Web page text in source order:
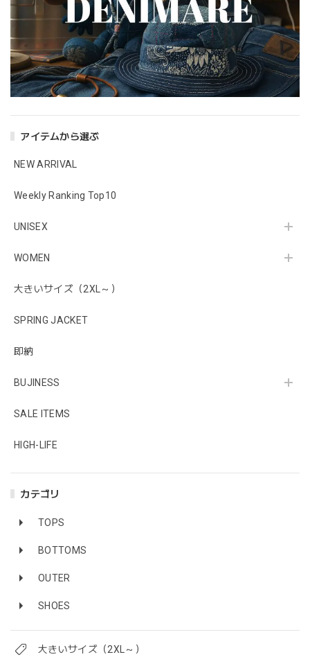
アイテムから選ぶ
NEW ARRIVAL
Weekly Ranking Top10
UNISEX
WOMEN
大きいサイズ（2XL～）
SPRING JACKET
即納
BUJINESS
SALE ITEMS
HIGH-LIFE
カテゴリ
TOPS
BOTTOMS
OUTER
SHOES
大きいサイズ（2XL～）